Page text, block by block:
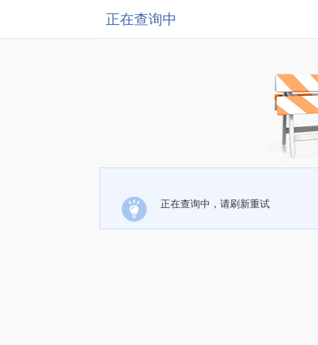
正在查询中
正在查询中，请刷新重试